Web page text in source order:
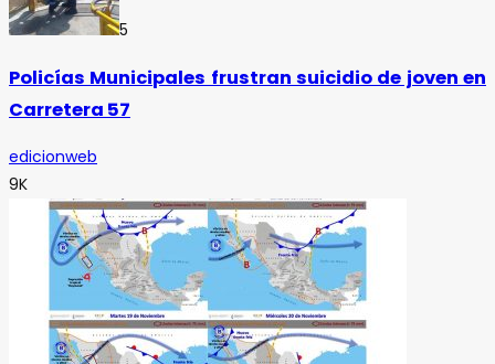
5
Policías Municipales frustran suicidio de joven en
Carretera 57
edicionweb
9K